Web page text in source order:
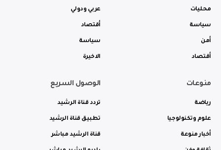
محليات
سياسة
أمن
أقتصاد
عربي ودولي
أقتصاد
سياسة
الاخيرة
منوعات
رياضة
علوم وتكنولوجيا
أخبار منوعة
الوصول السريع
تردد قناة الرشيد
تطبيق قناة الرشيد
قناة الرشيد مباشر